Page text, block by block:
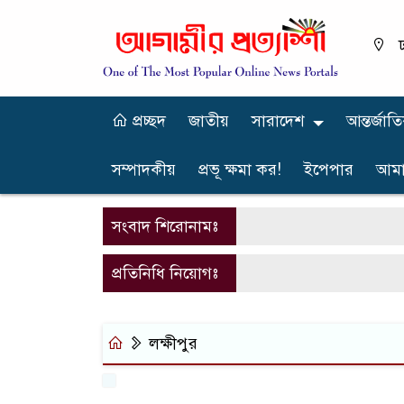
প্রচ্ছদ জাতীয় সারাদেশ
সম্পাদকীয় প্রভূ ক্ষমা কর! ইপেপার
সংবাদ শিরোনামঃ
প্রতিনিধি নিয়োগঃ
লক্ষীপুর